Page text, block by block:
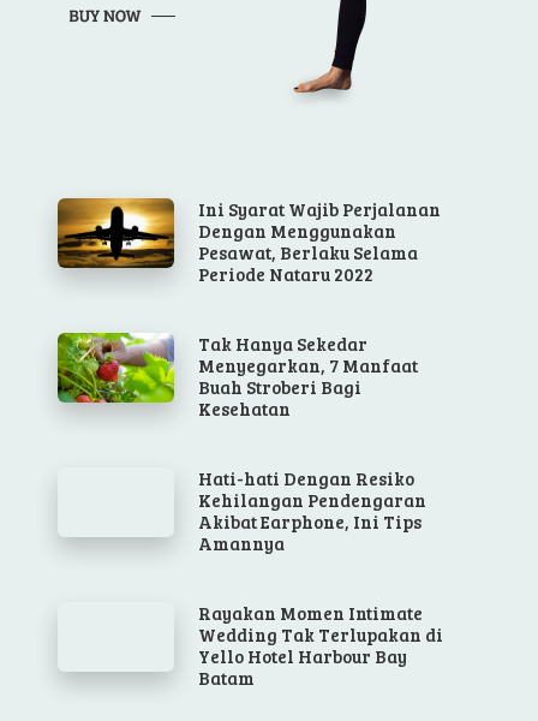
Ini Syarat Wajib Perjalanan
Dengan Menggunakan
Pesawat, Berlaku Selama
Periode Nataru 2022
Tak Hanya Sekedar
Menyegarkan, 7 Manfaat
Buah Stroberi Bagi
Kesehatan
Hati-hati Dengan Resiko
Kehilangan Pendengaran
Akibat Earphone, Ini Tips
Amannya
Rayakan Momen Intimate
Wedding Tak Terlupakan di
Yello Hotel Harbour Bay
Batam